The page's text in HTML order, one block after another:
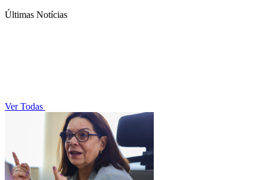
Últimas Notícias
Ver Todas